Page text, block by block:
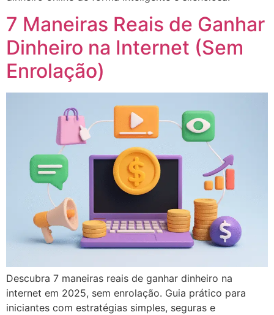
7 Maneiras Reais de Ganhar
Dinheiro na Internet (Sem
Enrolação)
Descubra 7 maneiras reais de ganhar dinheiro na
internet em 2025, sem enrolação. Guia prático para
iniciantes com estratégias simples, seguras e